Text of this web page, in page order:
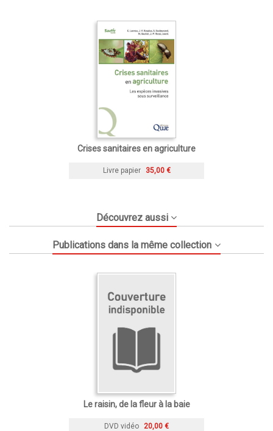
Crises sanitaires en agriculture
Livre papier 35,00 €
Découvrez aussi
Publications dans la même collection
Le raisin, de la fleur à la baie
DVD vidéo 20,00 €